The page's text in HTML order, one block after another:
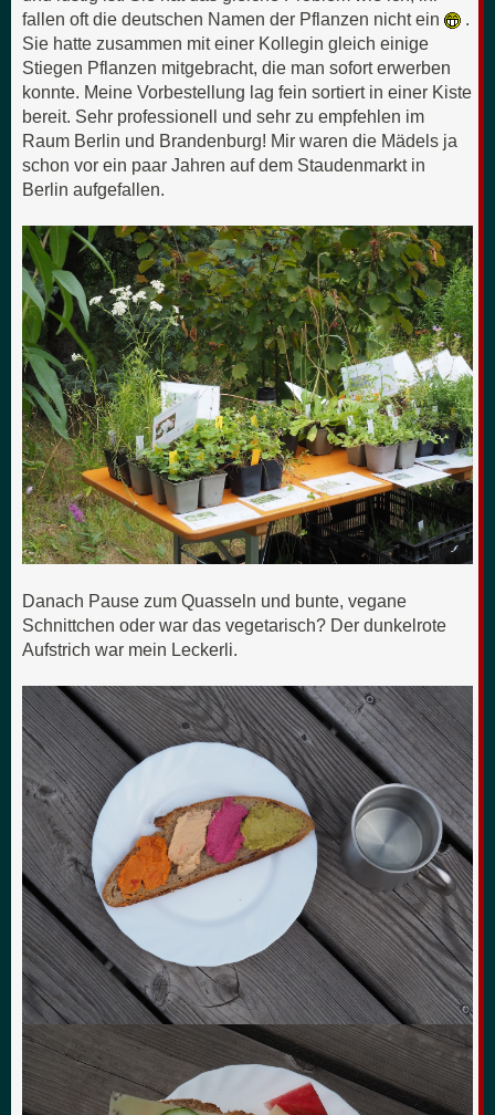
fallen oft die deutschen Namen der Pflanzen nicht ein
.
Sie hatte zusammen mit einer Kollegin gleich einige
Stiegen Pflanzen mitgebracht, die man sofort erwerben
konnte. Meine Vorbestellung lag fein sortiert in einer Kiste
bereit. Sehr professionell und sehr zu empfehlen im
Raum Berlin und Brandenburg! Mir waren die Mädels ja
schon vor ein paar Jahren auf dem Staudenmarkt in
Berlin aufgefallen.
Danach Pause zum Quasseln und bunte, vegane
Schnittchen oder war das vegetarisch? Der dunkelrote
Aufstrich war mein Leckerli.